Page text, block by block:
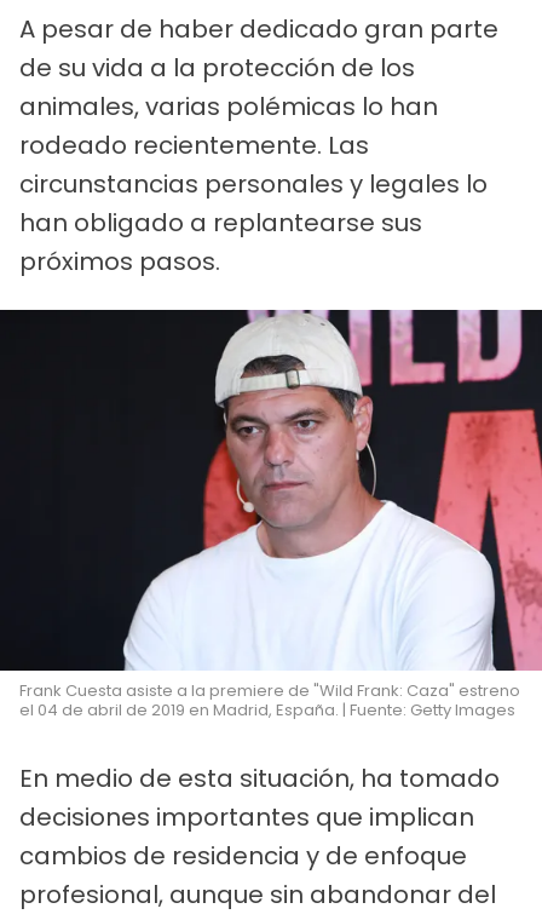
A pesar de haber dedicado gran parte
de su vida a la protección de los
animales, varias polémicas lo han
rodeado recientemente. Las
circunstancias personales y legales lo
han obligado a replantearse sus
próximos pasos.
Frank Cuesta asiste a la premiere de "Wild Frank: Caza" estreno
el 04 de abril de 2019 en Madrid, España. | Fuente: Getty Images
En medio de esta situación, ha tomado
decisiones importantes que implican
cambios de residencia y de enfoque
profesional, aunque sin abandonar del